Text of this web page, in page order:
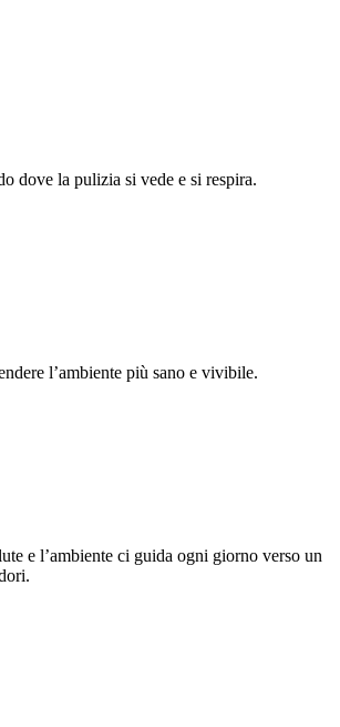
dove la pulizia si vede e si respira.
l’ambiente più sano e vivibile.
e l’ambiente ci guida ogni giorno verso un